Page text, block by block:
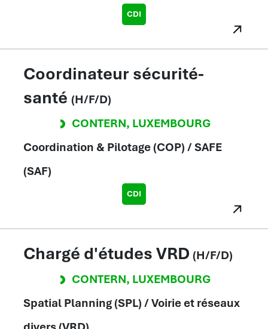
CDI
Coordinateur sécurité-
santé (H/F/D)
CONTERN, LUXEMBOURG
Coordination & Pilotage (COP) / SAFE
(SAF)
CDI
Chargé d'études VRD (H/F/D)
CONTERN, LUXEMBOURG
Spatial Planning (SPL) / Voirie et réseaux